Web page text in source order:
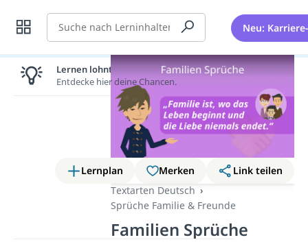
Suche Neu:
Lernplan Merken
Link teilen
Textarten Deutsch
Sprüche Familie & Freunde
Familien Sprüche
Lernen lohnt sich!
Entdecke hier deine Chancen.